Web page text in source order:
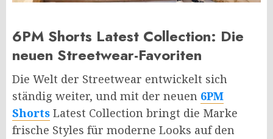
6PM Shorts Latest Collection: Die
neuen Streetwear-Favoriten
Die Welt der Streetwear entwickelt sich
ständig weiter, und mit der neuen 6PM
Shorts Latest Collection bringt die Marke
frische Styles für moderne Looks auf den